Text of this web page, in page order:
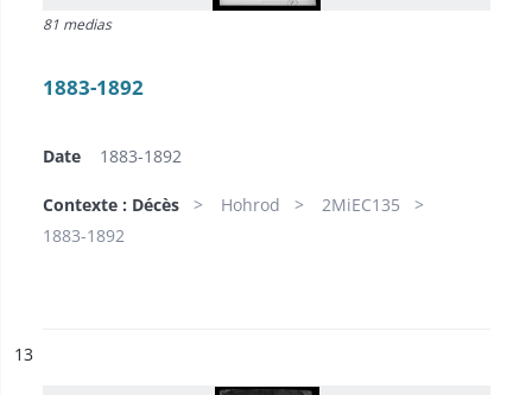
81 medias
1883-1892
Date 1883-1892
Contexte : Décès Hohrod
2MiEC135
1883-1892
n°
13